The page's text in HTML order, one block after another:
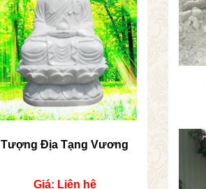
Tượng Địa Tạng Vương
Giá: Liên hệ